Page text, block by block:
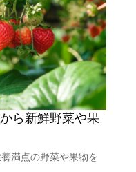
ら新鮮野菜や果
満点の野菜や果物を